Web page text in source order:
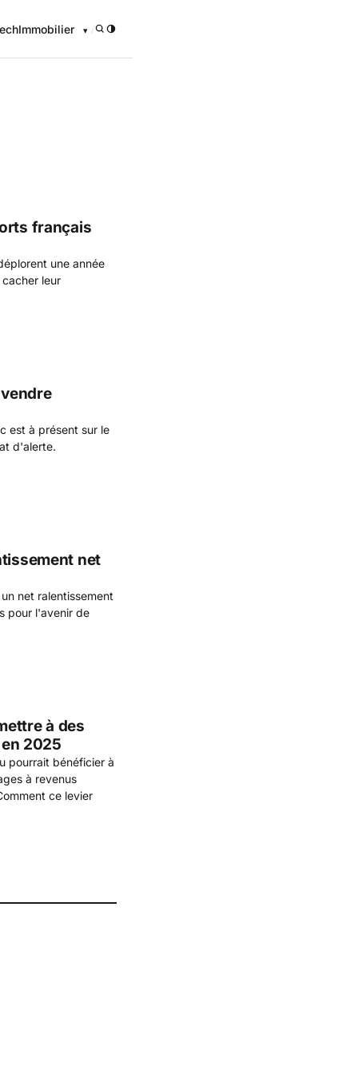
Immobilier /
français
une année
leur
est à présent sur le
d'alerte.
net
net ralentissement
pour l'avenir de
à des
2025
pourrait bénéficier à
à revenus
ce levier